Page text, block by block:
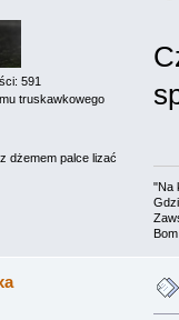
591
truskawkowego
dżemem palce lizać
"Na